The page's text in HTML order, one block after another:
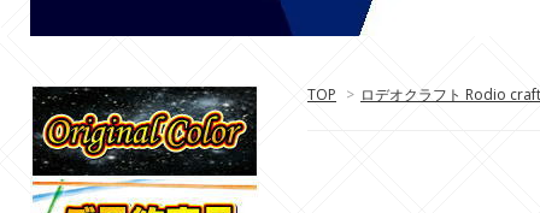
TOP > ロデオクラフト Rodio craft